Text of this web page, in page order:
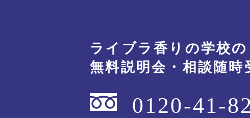
ライブラ香りの学校の
無料説明会・相談随時
0120-41-